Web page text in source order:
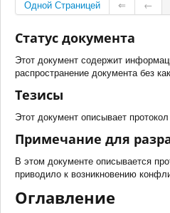
Одной Страницей ⇐ ←
Статус документа
Этот документ содержит
распространение документа без
Тезисы
Этот документ описывает
Примечание для
В этом документе описывается
приводило к возникновению
Оглавление